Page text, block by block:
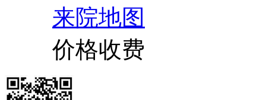
来院地图
价格收费